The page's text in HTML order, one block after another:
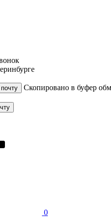
Скопировано в буфер
0